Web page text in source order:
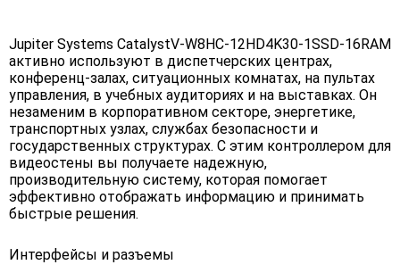
Jupiter Systems CatalystV-W8HC-12HD4K30-1SSD-16RAM
активно используют в диспетчерских центрах,
конференц-залах, ситуационных комнатах, на пультах
управления, в учебных аудиториях и на выставках. Он
незаменим в корпоративном секторе, энергетике,
транспортных узлах, службах безопасности и
государственных структурах. С этим контроллером для
видеостены вы получаете надежную,
производительную систему, которая помогает
эффективно отображать информацию и принимать
быстрые решения.
Интерфейсы и разъемы